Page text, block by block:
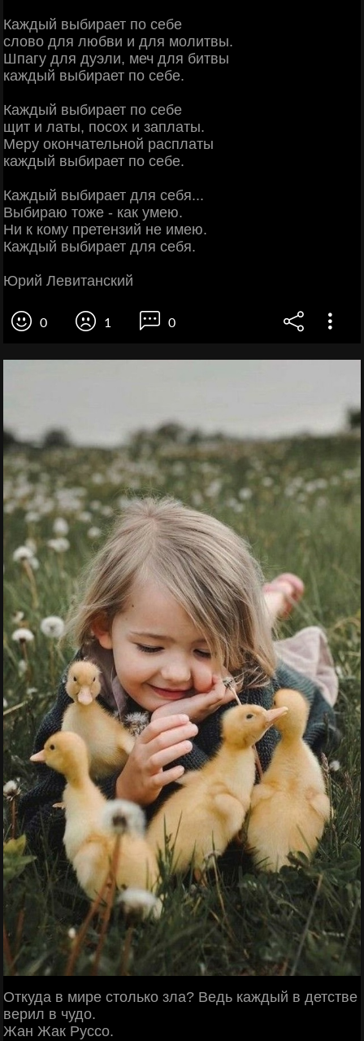
Каждый выбирает по себе
слово для любви и для молитвы.
Шпагу для дуэли, меч для битвы
каждый выбирает по себе.
Каждый выбирает по себе
щит и латы, посох и заплаты.
Меру окончательной расплаты
каждый выбирает по себе.
Каждый выбирает для себя...
Выбираю тоже - как умею.
Ни к кому претензий не имею.
Каждый выбирает для себя.
Юрий Левитанский
0 1 0
Откуда в мире столько зла? Ведь каждый в детстве
верил в чудо.
Жан Жак Руссо.